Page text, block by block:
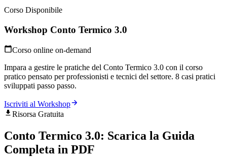
Corso Disponibile
Workshop Conto Termico 3.0
Corso online on-demand
Impara a gestire le pratiche del Conto Termico 3.0 con il corso
pratico pensato per professionisti e tecnici del settore. 8 casi pratici
sviluppati passo passo.
Iscriviti al Workshop
Risorsa Gratuita
Conto Termico 3.0: Scarica la Guida
Completa in PDF